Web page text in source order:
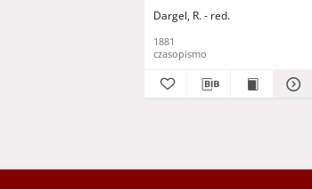
Dargel, R. - red.
1881
czasopismo